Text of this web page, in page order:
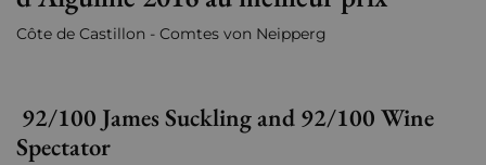
Côte de Castillon - Comtes von Neipperg
92/100 James Suckling and 92/100 Wine
Spectator